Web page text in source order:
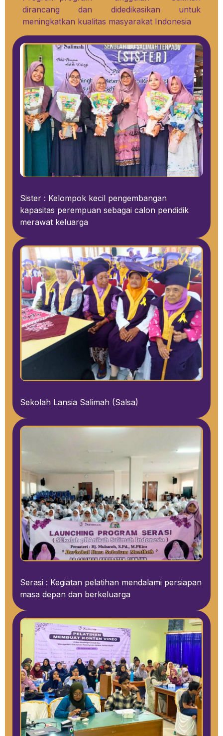
dirancang dan didedikasikan untuk
meningkatkan kualitas masyarakat Indonesia
Sister : Kelompok kecil pengembangan
kapasitas perempuan sebagai calon pendidik
merawat keluarga
Sekolah Lansia Salimah (Salsa)
Serasi : Kegiatan pelatihan mendalami persiapan
masa depan dan berkeluarga